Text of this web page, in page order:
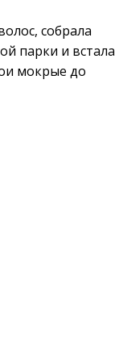
собрала
парки и встала
мокрые до